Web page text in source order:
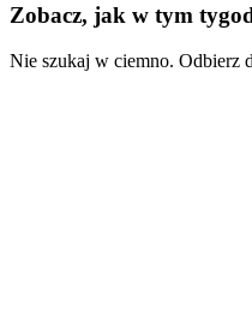
Zobacz, jak w tym
Nie szukaj w ciemno. Odbierz